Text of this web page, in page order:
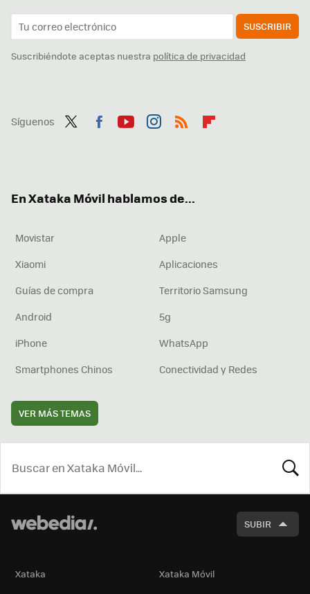
SUSCRIBIR
Suscribiéndote aceptas nuestra política de privacidad
Síguenos
En Xataka Móvil hablamos de...
Movistar
Apple
Xiaomi
Aplicaciones
Guías de compra
Territorio Samsung
Android
5g
iPhone
WhatsApp
Smartphones Chinos
Conectividad y Redes
VER MÁS TEMAS
SUBIR
Xataka
Xataka Móvil